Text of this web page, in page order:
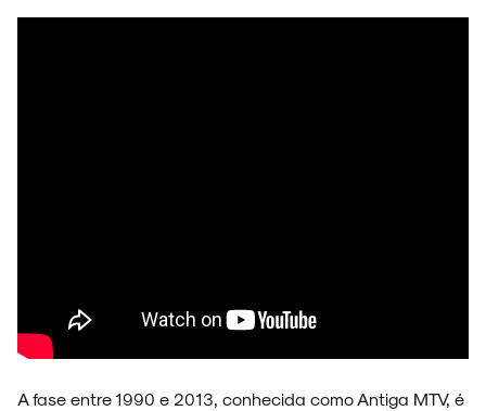
NOIZE RECORD CLUB
A fase entre 1990 e 2013, conhecida como Antiga MTV, é